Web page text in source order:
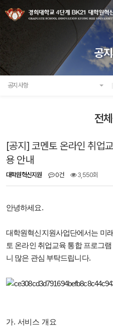
공
공지사항
전
[공지] 코멘토 온라인 취업
용 안내
대학원혁신지원 0건 3,550회
안녕하세요.
대학원혁신지원사업단에서는 미
토 온라인 취업교육 통합 프로그
니 많은 관심 부탁드립니다.
가. 서비스 개요